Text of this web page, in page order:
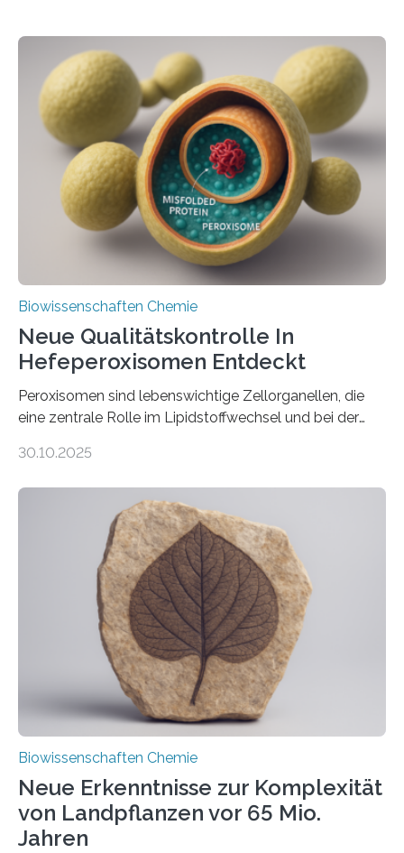
Biowissenschaften Chemie
Neue Qualitätskontrolle In
Hefeperoxisomen Entdeckt
Peroxisomen sind lebenswichtige Zellorganellen, die
eine zentrale Rolle im Lipidstoffwechsel und bei der
erfüllen können, müssen zahlreiche Enzyme präzise in
der Ruhr-Universität Bochum um Prof. Dr. Ralf Erdmann
und Dr. Ismaila Francis Yusuf hat nun einen bislang
unbekannten Qualitätskontrollmechanismus des
peroxisomalen Proteintransports in der Bäckerhefe
Saccharomyces cerevisiae entdeckt, der für die
Funktionsfähigkeit der Organellen entscheidend ist. Die
Studie wurde am 28. Oktober 2025 in der
Fachzeitschrift…
30.10.2025
Biowissenschaften Chemie
Neue Erkenntnisse zur Komplexität
von Landpflanzen vor 65 Mio.
Jahren